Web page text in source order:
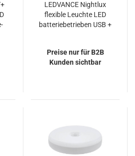
LEDVANCE Nightlux
flexible Leuchte LED
batteriebetrieben USB +
Bewegungsmelder
Dämmerungssensor
Preise nur für B2B
Kunden sichtbar